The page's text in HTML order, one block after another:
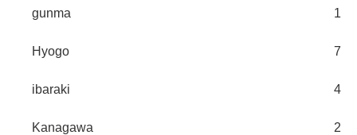
gunma 1
Hyogo 7
ibaraki 4
Kanagawa 2